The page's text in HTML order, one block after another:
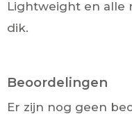
Lightweight en alle
dik.
Beoordelingen
Er zijn nog geen